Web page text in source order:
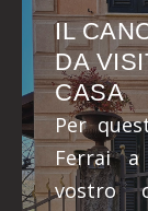
IL
DA
CASA
Per
Ferrai a
vostro